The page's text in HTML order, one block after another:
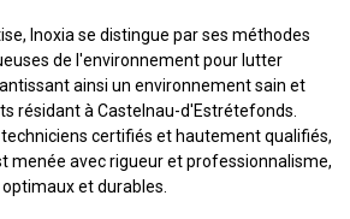
Inoxia se distingue par ses méthodes
de l'environnement pour lutter
ainsi un environnement sain et
résidant à Castelnau-d'Estrétefonds.
certifiés et hautement qualifiés,
menée avec rigueur et professionnalisme,
et durables.